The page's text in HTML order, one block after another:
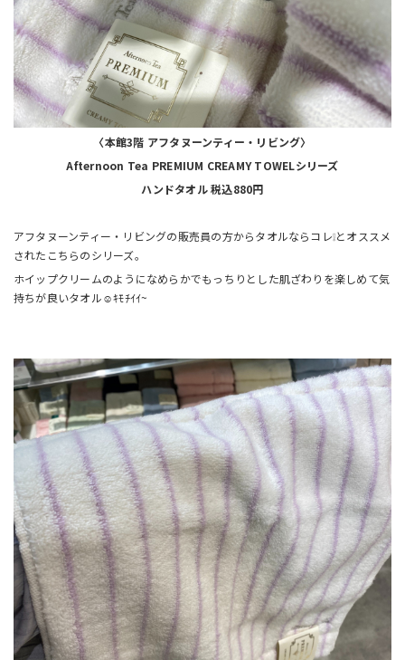
〈本館3階 アフタヌーンティー・リビング〉
Afternoon Tea PREMIUM CREAMY TOWELシリーズ
ハンドタオル 税込880円
アフタヌーンティー・リビングの販売員の方からタオルならコレ❕とオススメ
されたこちらのシリーズ。
ホイップクリームのようになめらかでもっちりとした肌ざわりを楽しめて気
持ちが良いタオル☺ｷﾓﾁｲｲ~